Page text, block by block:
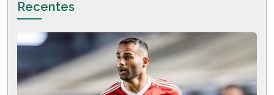
Recentes